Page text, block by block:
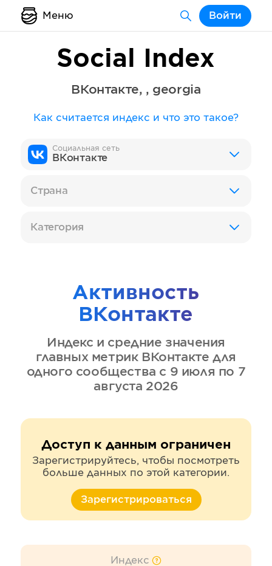
Меню Войти
Social Index
ВКонтакте, , georgia
Как считается индекс и что это такое?
Социальная сеть
ВКонтакте
Страна
Категория
Активность
ВКонтакте
Индекс и средние значения
главных метрик ВКонтакте для
одного сообщества с 9 июля по 7
августа 2026
Доступ к данным ограничен
Зарегистрируйтесь, чтобы посмотреть
больше данных по этой категории.
Зарегистрироваться
Индекс